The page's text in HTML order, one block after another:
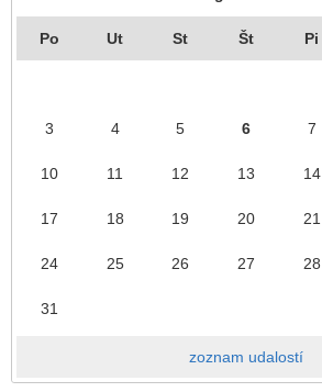
Po Ut St Št Pi
3 4 5 6 7
10 11 12 13 14
17 18 19 20 21
24 25 26 27 28
31
zoznam udalostí